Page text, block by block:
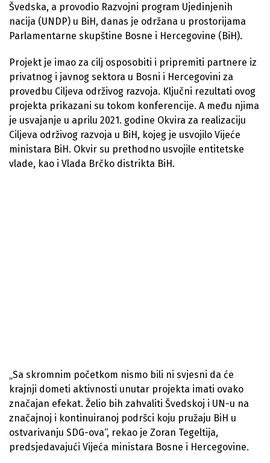
Švedska, a provodio Razvojni program Ujedinjenih
nacija (UNDP) u BiH, danas je održana u prostorijama
Parlamentarne skupštine Bosne i Hercegovine (BiH).
Projekt je imao za cilj osposobiti i pripremiti partnere iz
privatnog i javnog sektora u Bosni i Hercegovini za
provedbu Ciljeva održivog razvoja. Ključni rezultati ovog
projekta prikazani su tokom konferencije. A među njima
je usvajanje u aprilu 2021. godine Okvira za realizaciju
Ciljeva održivog razvoja u BiH, kojeg je usvojilo Vijeće
ministara BiH. Okvir su prethodno usvojile entitetske
vlade, kao i Vlada Brčko distrikta BiH.
„Sa skromnim početkom nismo bili ni svjesni da će
krajnji dometi aktivnosti unutar projekta imati ovako
značajan efekat. Želio bih zahvaliti Švedskoj i UN-u na
značajnoj i kontinuiranoj podršci koju pružaju BiH u
ostvarivanju SDG-ova“, rekao je Zoran Tegeltija,
predsjedavajući Vijeća ministara Bosne i Hercegovine.